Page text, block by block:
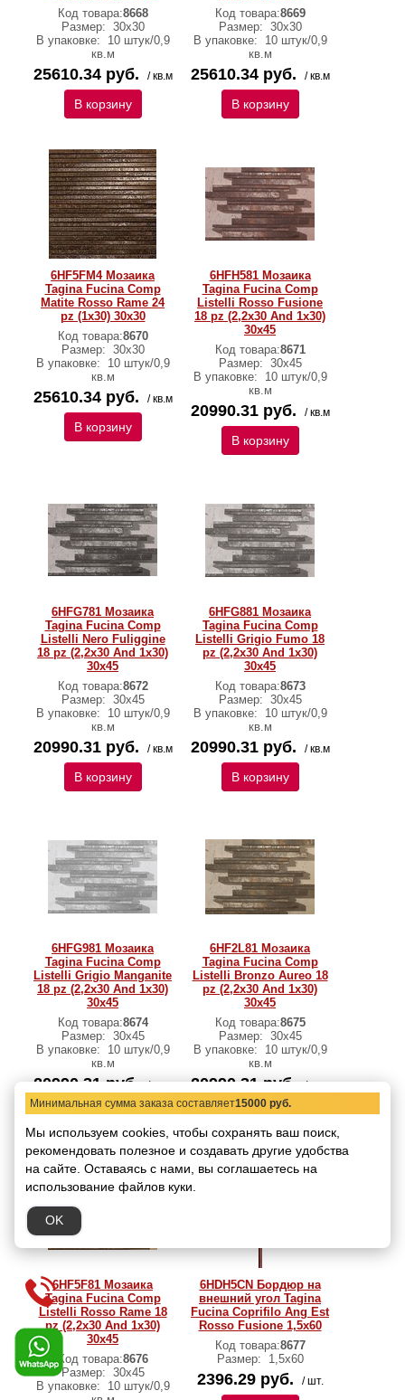
Код товара:8668
Размер: 30x30
В упаковке:
10 штук/0,9
кв.м
25610.34 руб. / кв.м
В корзину
Код товара:8669
Размер: 30x30
В упаковке:
10 штук/0,9
кв.м
25610.34 руб. / кв.м
В корзину
6HF5FM4 Мозаика
Tagina Fucina Comp
Matite Rosso Rame 24
pz (1x30) 30x30
Код товара:8670
Размер: 30x30
В упаковке:
10 штук/0,9
кв.м
25610.34 руб. / кв.м
В корзину
6HFH581 Мозаика
Tagina Fucina Comp
Listelli Rosso Fusione
18 pz (2,2x30 And 1x30)
30x45
Код товара:8671
Размер: 30x45
В упаковке:
10 штук/0,9
кв.м
20990.31 руб. / кв.м
В корзину
6HFG781 Мозаика
Tagina Fucina Comp
Listelli Nero Fuliggine
18 pz (2,2x30 And 1x30)
30x45
Код товара:8672
Размер: 30x45
В упаковке:
10 штук/0,9
кв.м
20990.31 руб. / кв.м
В корзину
6HFG881 Мозаика
Tagina Fucina Comp
Listelli Grigio Fumo 18
pz (2,2x30 And 1x30)
30x45
Код товара:8673
Размер: 30x45
В упаковке:
10 штук/0,9
кв.м
20990.31 руб. / кв.м
В корзину
6HFG981 Мозаика
Tagina Fucina Comp
Listelli Grigio Manganite
18 pz (2,2x30 And 1x30)
30x45
Код товара:8674
Размер: 30x45
В упаковке:
10 штук/0,9
кв.м
20990.31 руб. / кв.м
В корзину
6HF2L81 Мозаика
Tagina Fucina Comp
Listelli Bronzo Aureo 18
pz (2,2x30 And 1x30)
30x45
Код товара:8675
Размер: 30x45
В упаковке:
10 штук/0,9
кв.м
20990.31 руб. / кв.м
В корзину
6HF5F81 Мозаика
Tagina Fucina Comp
Listelli Rosso Rame 18
pz (2,2x30 And 1x30)
30x45
Код товара:8676
Размер: 30x45
В упаковке:
10 штук/0,9
6HDH5CN Бордюр на
внешний угол Tagina
Fucina Coprifilo Ang Est
Rosso Fusione 1,5x60
Код товара:8677
Размер:
1,5x60
2396.29 руб. / шт.
Минимальная сумма заказа составляет15000 руб.
Мы используем cookies, чтобы сохранять ваш поиск,
рекомендовать полезное и создавать другие удобства
на сайте. Оставаясь с нами, вы соглашаетесь на
использование файлов куки.
OK